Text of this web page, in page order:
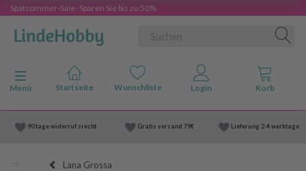
Spätsommer-Sale- Sparen Sie bis zu 50%
Anzeige ändern
Menü
90 tage widerruf srecht Gratis versand 79€ Lieferung 2-4 werktage
Lana Grossa